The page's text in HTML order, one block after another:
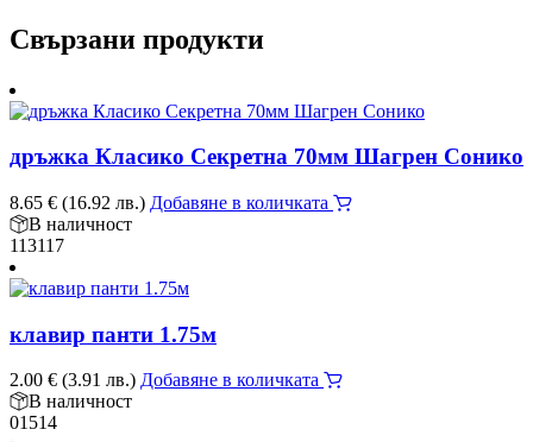
Свързани продукти
дръжка Класико Секретна 70мм Шагрен Сонико
8.65 € (16.92 лв.) Добавяне в количката
В наличност
113117
клавир панти 1.75м
2.00 € (3.91 лв.) Добавяне в количката
В наличност
01514